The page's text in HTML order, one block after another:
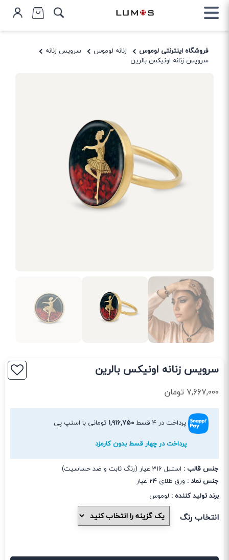
فروشگاه اینترنتی لوموس زنانه لوموس
سرویس زنانه
سرویس زنانه اونیکس بالرین
سرویس زنانه اونیکس بالرین
۷,۶۶۷,۰۰۰ تومان
پرداخت در ۴ قسط ۱,۹۱۶,۷۵۰ تومانی با اسنپ پی
پرداخت در چهار قسط بدون کارمزد
جنس قالب : استیل 316 عیار (رنگ ثابت و ضد حساسیت)
جنس نماد : ورق طلای 24 عیار
برند تولید کننده : لوموس
انتخاب رنگ